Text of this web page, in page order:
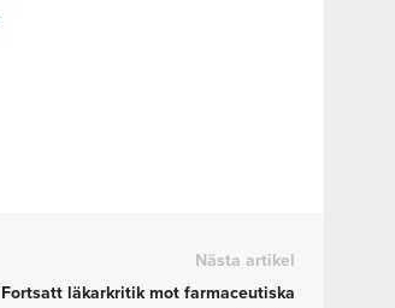
Nästa artikel
Fortsatt läkarkritik mot farmaceutiska